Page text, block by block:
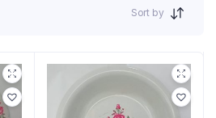
Sort by